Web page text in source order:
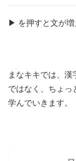
▶ を押すと文が増
まなキキでは、
ではなく、ちょっ
学んでいきます。